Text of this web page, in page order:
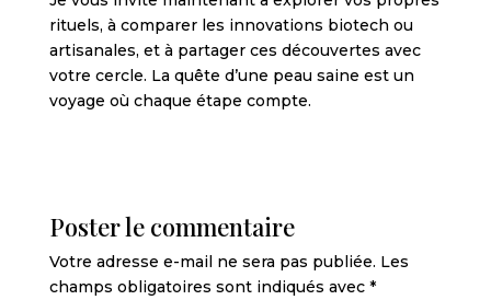
rituels, à comparer les innovations biotech ou
artisanales, et à partager ces découvertes avec
votre cercle. La quête d’une peau saine est un
voyage où chaque étape compte.
Poster le commentaire
Votre adresse e-mail ne sera pas publiée. Les
champs obligatoires sont indiqués avec *